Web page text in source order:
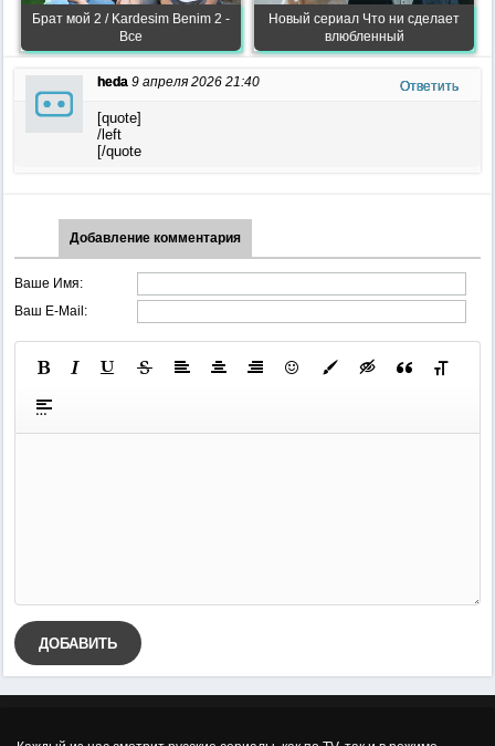
Брат мой 2 / Kardesim Benim 2 -
Все
Новый сериал Что ни сделает
влюбленный
heda 9 апреля 2026 21:40 Ответить
[quote]
/left
[/quote
Добавление комментария
Ваше Имя:
Ваш E-Mail:
ДОБАВИТЬ